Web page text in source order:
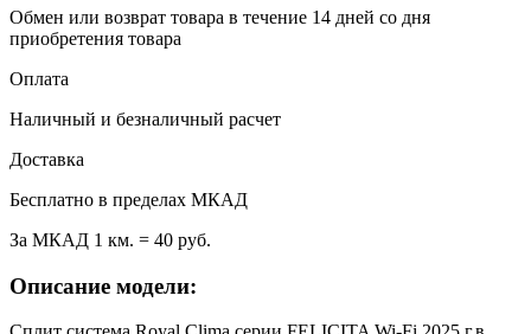
Обмен или возврат товара в течение 14 дней со дня
приобретения товара
Оплата
Наличный и безналичный расчет
Доставка
Бесплатно в пределах МКАД
За МКАД 1 км. = 40 руб.
Описание модели: